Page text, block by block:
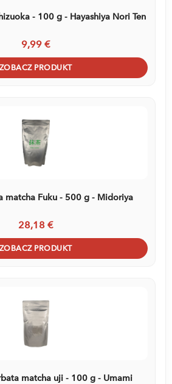
- 100 g - Hayashiya Nori Ten
9,99 €
ZOBACZ PRODUKT
matcha Fuku - 500 g - Midoriya
28,18 €
ZOBACZ PRODUKT
matcha uji - 100 g - Umami